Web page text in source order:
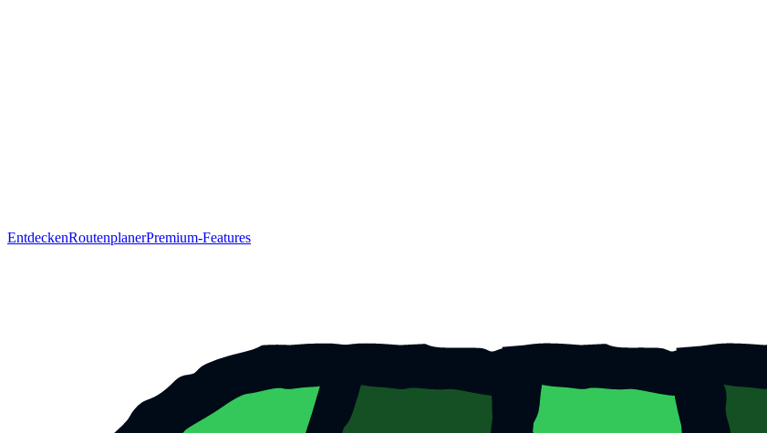
EntdeckenRoutenplanerPremium-Features